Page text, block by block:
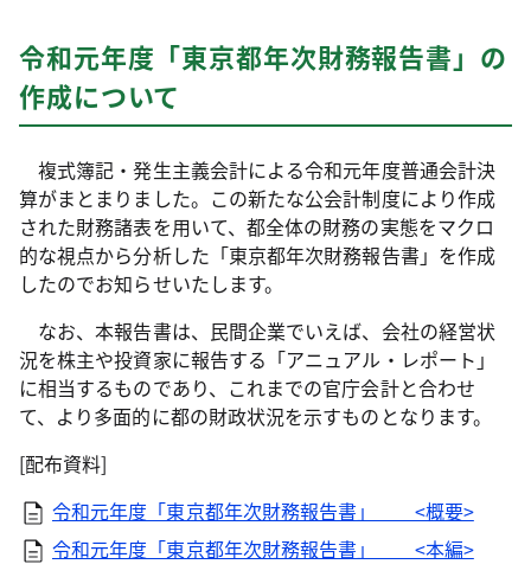
令和元年度「東京都年次財務報告書」の
作成について
複式簿記・発生主義会計による令和元年度普通会計決
算がまとまりました。この新たな公会計制度により作成
された財務諸表を用いて、都全体の財務の実態をマクロ
的な視点から分析した「東京都年次財務報告書」を作成
したのでお知らせいたします。
なお、本報告書は、民間企業でいえば、会社の経営状
況を株主や投資家に報告する「アニュアル・レポート」
に相当するものであり、これまでの官庁会計と合わせ
て、より多面的に都の財政状況を示すものとなります。
[配布資料]
令和元年度「東京都年次財務報告書」 <概要>
令和元年度「東京都年次財務報告書」 <本編>